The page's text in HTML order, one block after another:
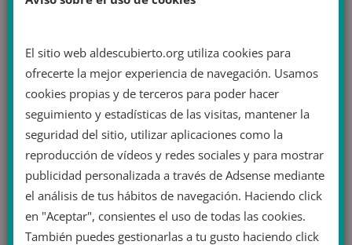
El sitio web aldescubierto.org utiliza cookies para
ofrecerte la mejor experiencia de navegación. Usamos
cookies propias y de terceros para poder hacer
seguimiento y estadísticas de las visitas, mantener la
seguridad del sitio, utilizar aplicaciones como la
reproducción de vídeos y redes sociales y para mostrar
publicidad personalizada a través de Adsense mediante
el análisis de tus hábitos de navegación. Haciendo click
en "Aceptar", consientes el uso de todas las cookies.
También puedes gestionarlas a tu gusto haciendo click